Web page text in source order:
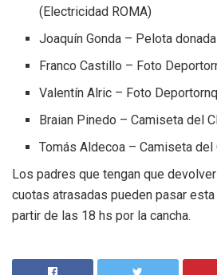
(Electricidad ROMA)
Joaquín Gonda – Pelota
Franco Castillo – Foto
Valentín Alric – Foto
Braian Pinedo – Camiseta del
Tomás Aldecoa – Camiseta del
Los padres que tengan que
cuotas atrasadas pueden pasar
partir de las 18 hs por la cancha.